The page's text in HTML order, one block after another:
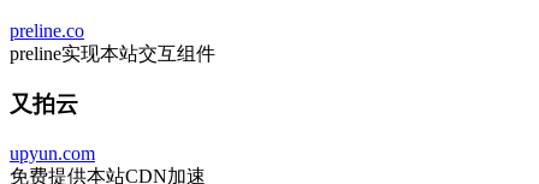
preline.co
preline实现本站交互组件
又拍云
upyun.com
免费提供本站CDN加速